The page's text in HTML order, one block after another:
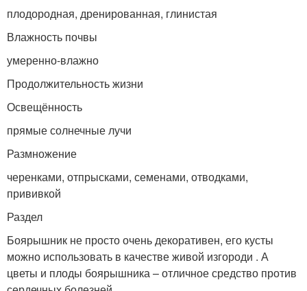
плодородная, дренированная, глинистая
Влажность почвы
умеренно-влажно
Продолжительность жизни
Освещённость
прямые солнечные лучи
Размножение
черенками, отпрысками, семенами, отводками,
прививкой
Раздел
Боярышник не просто очень декоративен, его кусты
можно использовать в качестве живой изгороди . А
цветы и плоды боярышника – отличное средство против